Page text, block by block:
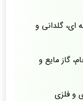
ای، گلدانی و
گاز مایع و
و فلزی